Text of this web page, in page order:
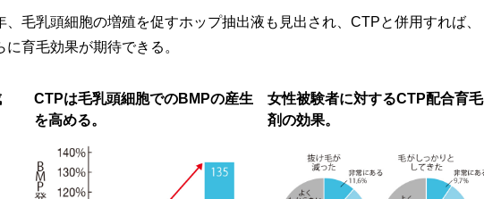
、毛乳頭細胞の増殖を促すホップ抽出液も見出され、CTPと併用すれば、
に育毛効果が期待できる。
CTPは毛乳頭細胞でのBMPの産生
を高める。
女性被験者に対するCTP配合育毛
剤の効果。